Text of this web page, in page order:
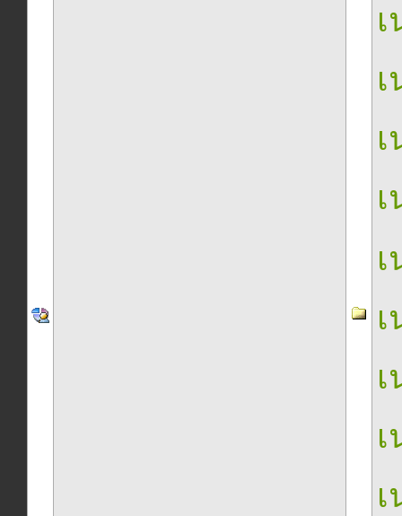
เ
เ
เ
เ
เ
เ
เ
เ
เ